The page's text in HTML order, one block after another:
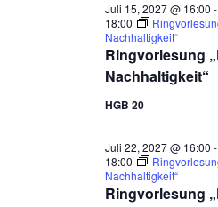
Ringvorlesung
Nachhaltigkeit“
Juli 15, 2027 @ 16:00
18:00
Nachhaltigkeit“
HGB 20
Ringvorlesung
Juli 22, 2027 @ 16:00
18:00
Nachhaltigkeit“